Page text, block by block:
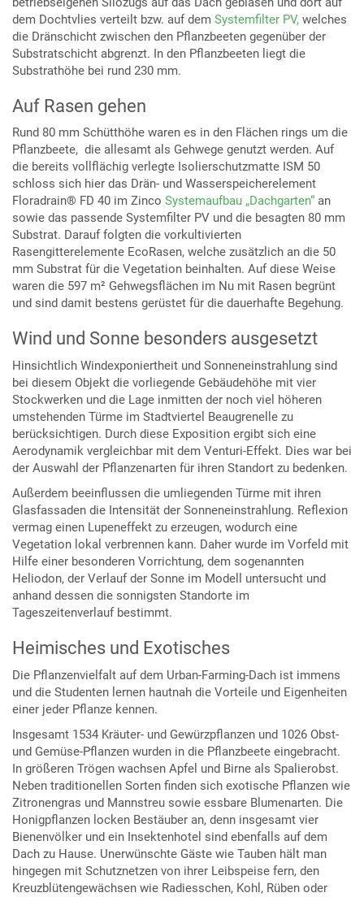
dem Dochtvlies verteilt bzw. auf dem Systemfilter PV, welches
die Dränschicht zwischen den Pflanzbeeten gegenüber der
Substratschicht abgrenzt. In den Pflanzbeeten liegt die
Substrathöhe bei rund 230 mm.
Auf Rasen gehen
Rund 80 mm Schütthöhe waren es in den Flächen rings um die
Pflanzbeete, die allesamt als Gehwege genutzt werden. Auf
die bereits vollflächig verlegte Isolierschutzmatte ISM 50
schloss sich hier das Drän- und Wasserspeicherelement
Floradrain® FD 40 im Zinco Systemaufbau „Dachgarten“ an
sowie das passende Systemfilter PV und die besagten 80 mm
Substrat. Darauf folgten die vorkultivierten
Rasengitterelemente EcoRasen, welche zusätzlich an die 50
mm Substrat für die Vegetation beinhalten. Auf diese Weise
waren die 597 m² Gehwegsflächen im Nu mit Rasen begrünt
und sind damit bestens gerüstet für die dauerhafte Begehung.
Wind und Sonne besonders ausgesetzt
Hinsichtlich Windexponiertheit und Sonneneinstrahlung sind
bei diesem Objekt die vorliegende Gebäudehöhe mit vier
Stockwerken und die Lage inmitten der noch viel höheren
umstehenden Türme im Stadtviertel Beaugrenelle zu
berücksichtigen. Durch diese Exposition ergibt sich eine
Aerodynamik vergleichbar mit dem Venturi-Effekt. Dies war bei
der Auswahl der Pflanzenarten für ihren Standort zu bedenken.
Außerdem beeinflussen die umliegenden Türme mit ihren
Glasfassaden die Intensität der Sonneneinstrahlung. Reflexion
vermag einen Lupeneffekt zu erzeugen, wodurch eine
Vegetation lokal verbrennen kann. Daher wurde im Vorfeld mit
Hilfe einer besonderen Vorrichtung, dem sogenannten
Heliodon, der Verlauf der Sonne im Modell untersucht und
anhand dessen die sonnigsten Standorte im
Tageszeitenverlauf bestimmt.
Heimisches und Exotisches
Die Pflanzenvielfalt auf dem Urban-Farming-Dach ist immens
und die Studenten lernen hautnah die Vorteile und Eigenheiten
einer jeder Pflanze kennen.
Insgesamt 1534 Kräuter- und Gewürzpflanzen und 1026 Obst-
und Gemüse-Pflanzen wurden in die Pflanzbeete eingebracht.
In größeren Trögen wachsen Apfel und Birne als Spalierobst.
Neben traditionellen Sorten finden sich exotische Pflanzen wie
Zitronengras und Mannstreu sowie essbare Blumenarten. Die
Honigpflanzen locken Bestäuber an, denn insgesamt vier
Bienenvölker und ein Insektenhotel sind ebenfalls auf dem
Dach zu Hause. Unerwünschte Gäste wie Tauben hält man
hingegen mit Schutznetzen von ihrer Leibspeise fern, den
Kreuzblütengewächsen wie Radiesschen, Kohl, Rüben oder